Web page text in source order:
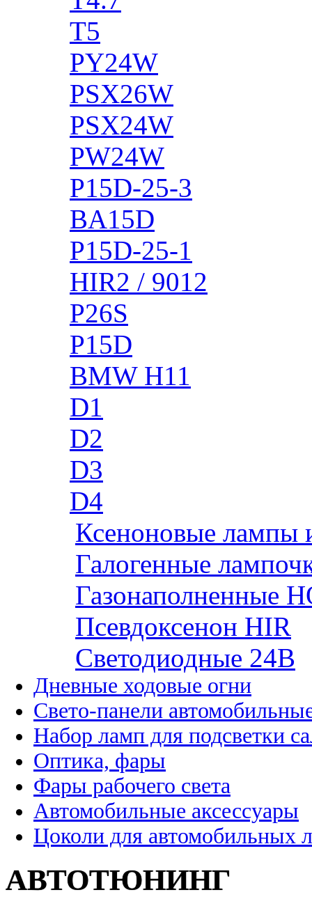
T5
PY24W
PSX26W
PSX24W
PW24W
P15D-25-3
BA15D
P15D-25-1
HIR2 / 9012
P26S
P15D
BMW H11
D1
D2
D3
D4
Ксеноновые лампы
Галогенные
Газонаполненные
Псевдоксенон HIR
Cветодиодные 24B
Дневные ходовые огни
Свето-панели
Набор ламп для подсветки
Оптика, фары
Фары рабочего света
Автомобильные аксессуары
Цоколи для автомобильных
АВТОТЮНИНГ